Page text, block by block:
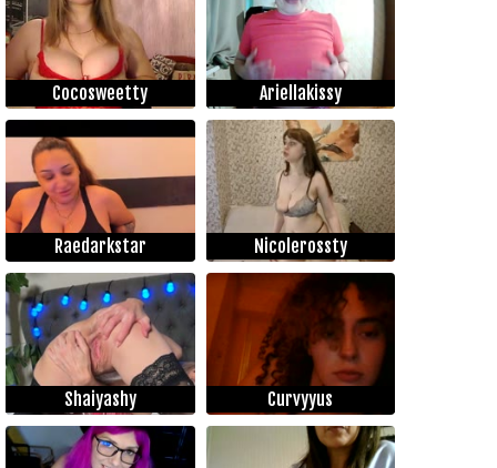
Cocosweetty Ariellakissy
Raedarkstar Nicolerossty
Shaiyashy Curvyyus